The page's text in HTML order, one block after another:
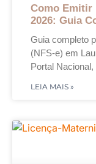
Como Emitir
2026: Guia
Guia completo
(NFS-e) em
Portal
LEIA MAIS »